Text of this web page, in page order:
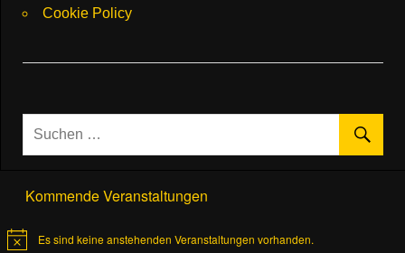
Cookie Policy
Kommende Veranstaltungen
HinweisEs sind keine anstehenden Veranstaltungen vorhanden.